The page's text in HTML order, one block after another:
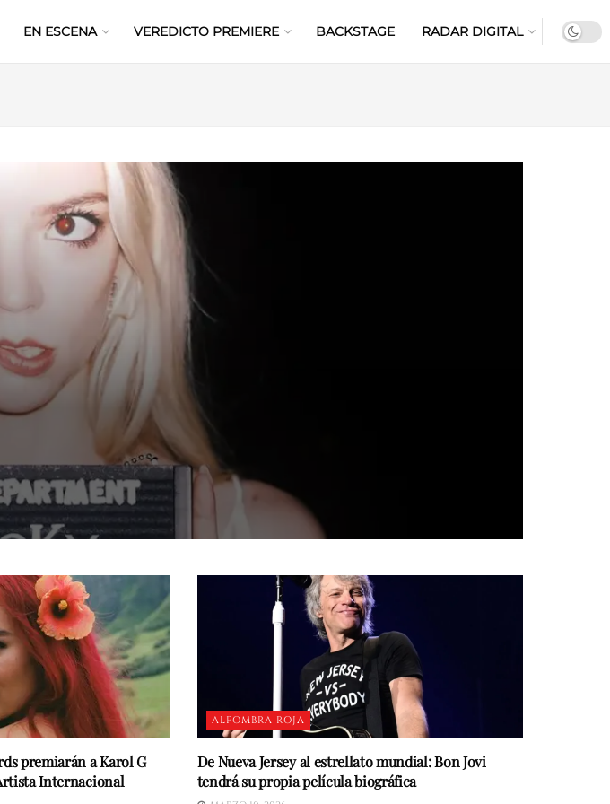
EN ESCENA VEREDICTO PREMIERE BACKSTAGE RADAR DIGITAL
premiarán a Karol G
Internacional
ALFOMBRA ROJA
De Nueva Jersey al estrellato mundial: Bon Jovi
tendrá su propia película biográfica